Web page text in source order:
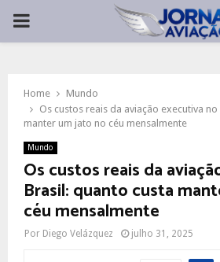
PRIMARY
Home
Mundo
Os custos reais da aviação executiva
manter um jato no céu mensalmente
Mundo
Os custos reais da
Brasil: quanto custa
céu mensalmente
Por Diego Velázquez julho 31, 2025